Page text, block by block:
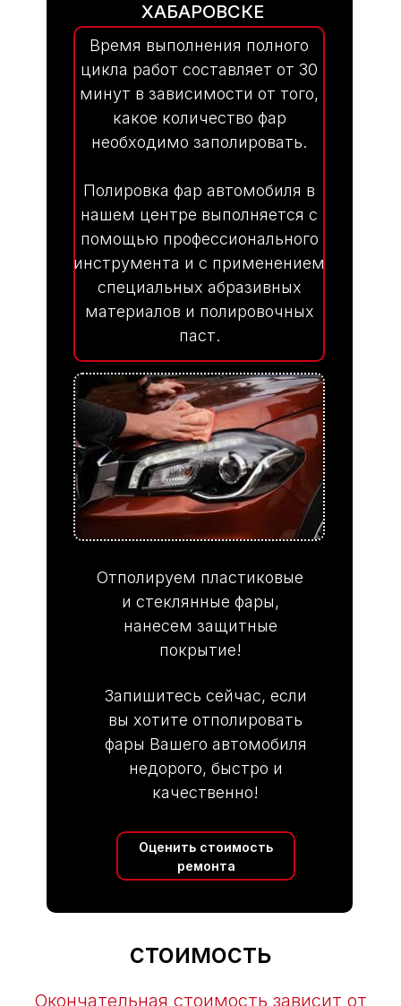
Отполируем пластиковые
и стеклянные фары,
нанесем защитные
покрытие!
Запишитесь сейчас, если
вы хотите отполировать
фары Вашего автомобиля
недорого, быстро и
качественно!
Время выполнения полного
цикла работ составляет от 30
минут в зависимости от того,
какое количество фар
необходимо заполировать.
Полировка фар автомобиля в
нашем центре выполняется с
помощью профессионального
инструмента и с применением
специальных абразивных
материалов и полировочных
паст.
ХАБАРОВСКЕ
Оценить стоимость
ремонта
стоимость
Окончательная стоимость зависит от